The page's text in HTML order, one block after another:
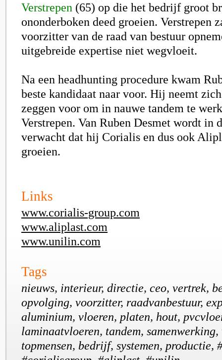
Verstrepen (65) op die het bedrijf groot
ononderboken deed groeien. Verstrepen
voorzitter van de raad van bestuur
uitgebreide expertise niet wegvloeit.
Na een headhunting procedure kwam
beste kandidaat naar voor. Hij neemt
zeggen voor om in nauwe tandem te
Verstrepen. Van Ruben Desmet wordt in
verwacht dat hij Corialis en dus ook
groeien.
Links
www.corialis-group.com
www.aliplast.com
www.unilin.com
Tags
nieuws, interieur, directie, ceo, vertrek,
opvolging, voorzitter, raadvanbestuur,
aluminium, vloeren, platen, hout,
laminaatvloeren, tandem,
topmensen, bedrijf, systemen, productie,